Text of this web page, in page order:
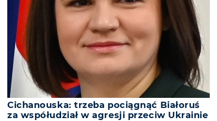
Cichanouska: trzeba pociągnąć Białoruś
za współudział w agresji przeciw Ukrainie